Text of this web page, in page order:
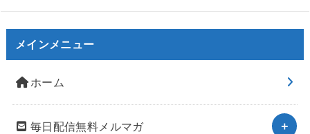
メインメニュー
ホーム
毎日配信無料メルマガ